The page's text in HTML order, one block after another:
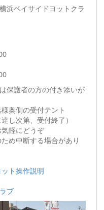
浜ベイサイドヨットクラ
保護者の方の付き添いが
奥側の受付テント
し次第、受付終了）
軽にどうぞ
め中断する場合があり
ト操作説明
ブ